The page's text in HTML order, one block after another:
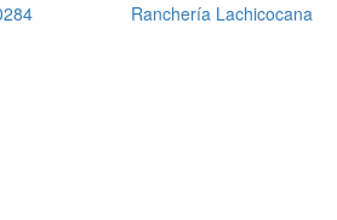
Ranchería Lachicocana